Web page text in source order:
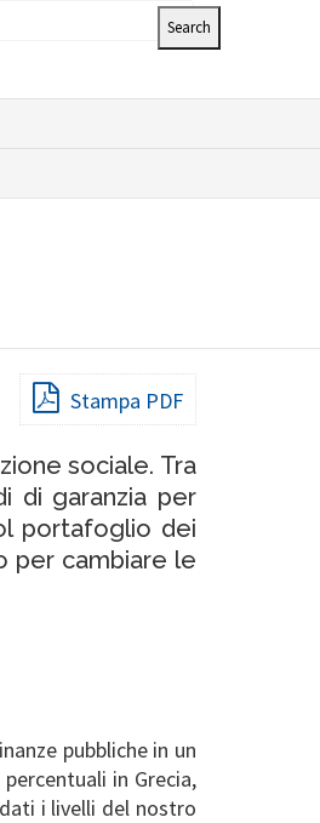
Stampa PDF
sociale. Tra
di garanzia per
portafoglio dei
per cambiare le
pubbliche in un
in Grecia,
i livelli del nostro